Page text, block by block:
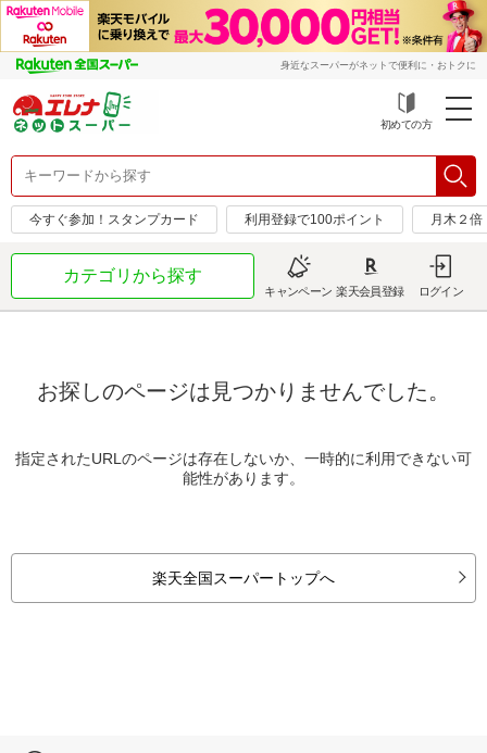
身近なスーパーがネットで便利に・おトクに
初めての方
今すぐ参加！スタンプカード 利用登録で100ポイント 月木２倍
カテゴリから探す
キャンペーン 楽天会員登録 ログイン
お探しのページは見つかりませんでした。
指定されたURLのページは存在しないか、一時的に利用できない可
能性があります。
楽天全国スーパートップへ